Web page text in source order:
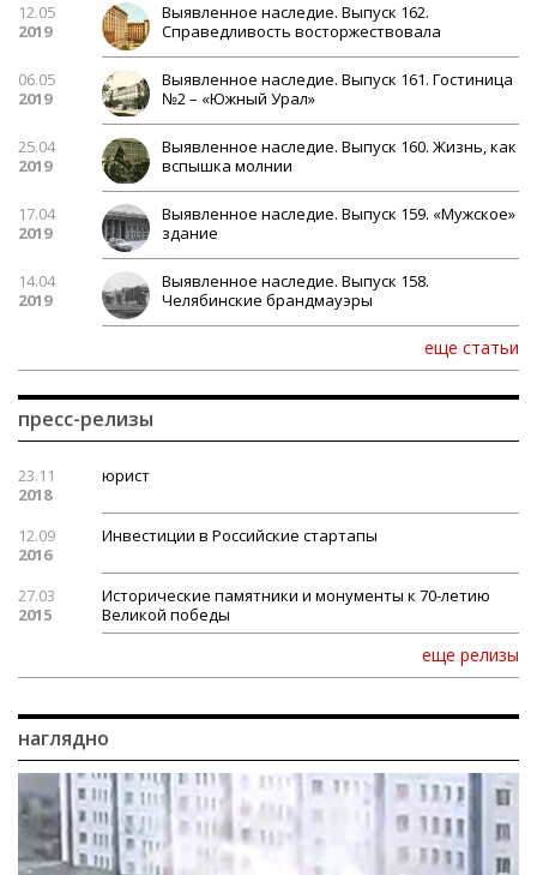
12.05
2019
Выявленное наследие. Выпуск 162.
Справедливость восторжествовала
06.05
2019
Выявленное наследие. Выпуск 161. Гостиница
№2 – «Южный Урал»
25.04
2019
Выявленное наследие. Выпуск 160. Жизнь, как
вспышка молнии
17.04
2019
Выявленное наследие. Выпуск 159. «Мужское»
здание
14.04
2019
Выявленное наследие. Выпуск 158.
Челябинские брандмауэры
еще статьи
пресс-релизы
23.11
2018
юрист
12.09
2016
Инвестиции в Российские стартапы
27.03
2015
Исторические памятники и монументы к 70-летию
Великой победы
еще релизы
наглядно